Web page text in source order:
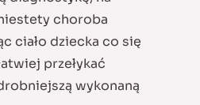
choroba
ciało dziecka co się
przełykać
wykonaną